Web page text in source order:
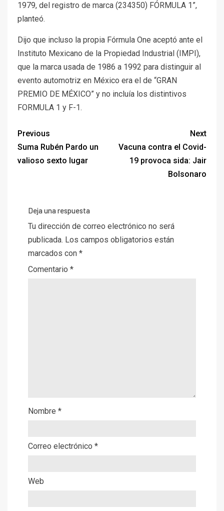
1979, del registro de marca (234350) FÓRMULA 1”,
planteó.
Dijo que incluso la propia Fórmula One aceptó ante el
Instituto Mexicano de la Propiedad Industrial (IMPI),
que la marca usada de 1986 a 1992 para distinguir al
evento automotriz en México era el de “GRAN
PREMIO DE MÉXICO” y no incluía los distintivos
FORMULA 1 y F-1.
Previous
Suma Rubén Pardo un
valioso sexto lugar
Next
Vacuna contra el Covid-
19 provoca sida: Jair
Bolsonaro
Deja una respuesta
Tu dirección de correo electrónico no será
publicada. Los campos obligatorios están
marcados con *
Comentario *
Nombre *
Correo electrónico *
Web